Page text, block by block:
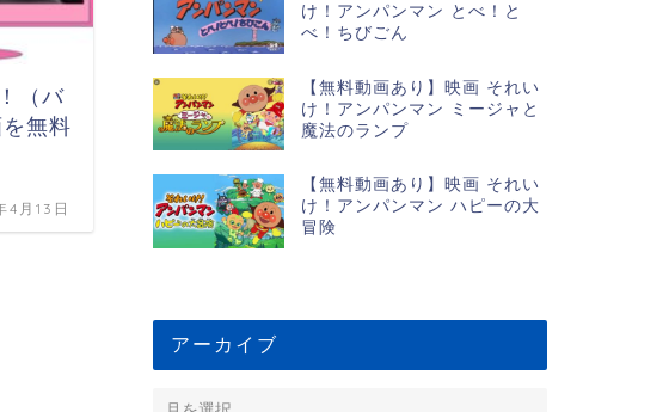
（バ
無料
4月13日
け！アンパンマン とべ！と
べ！ちびごん
【無料動画あり】映画 それい
け！アンパンマン ミージャと
魔法のランプ
【無料動画あり】映画 それい
け！アンパンマン ハピーの大
冒険
アーカイブ